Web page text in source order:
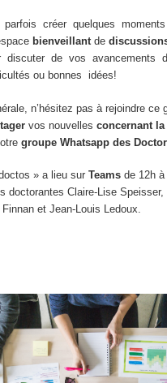
créer quelques moments
bienveillant de
discuter de vos avancements
ou bonnes idées!
n’hésitez pas à rejoindre ce
vos nouvelles concernant la
groupe Whatsapp des
» a lieu sur Teams de 12h
doctorantes Claire-Lise
Finnan et Jean-Louis Ledoux.